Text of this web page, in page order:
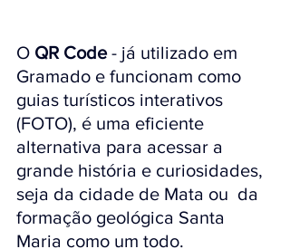
O QR Code - já utilizado em
Gramado e funcionam como
guias turísticos interativos
(FOTO), é uma eficiente
alternativa para acessar a
grande história e curiosidades,
seja da cidade de Mata ou  da
formação geológica Santa
Maria como um todo.